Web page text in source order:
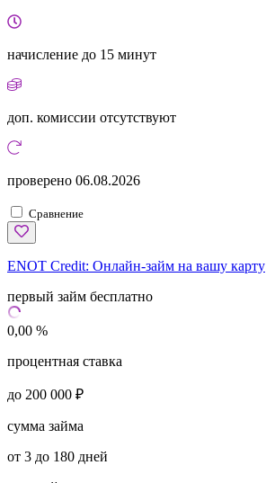
начисление до 15 минут
доп. комиссии отсутствуют
проверено 06.08.2026
Сравнение
ENOT Credit: Онлайн-займ на вашу карту
первый займ бесплатно
0,00 %
процентная ставка
до 200 000 ₽
сумма займа
от 3 до 180 дней